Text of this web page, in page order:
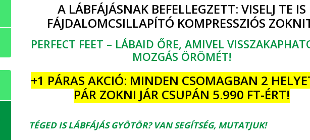
A LÁBFÁJÁSNAK BEFELLEGZETT: VISELJ TE IS
FÁJDALOMCSILLAPÍTÓ KOMPRESSZIÓS
PERFECT FEET – LÁBAID ŐRE, AMIVEL
MOZGÁS ÖRÖMÉT!
+1 PÁRAS AKCIÓ: MINDEN CSOMAGBAN 2
PÁR ZOKNI JÁR CSUPÁN 5.990 FT-ÉRT!
TÉGED IS LÁBFÁJÁS GYÖTÖR? VAN SEGÍTSÉG, MUTATJUK!